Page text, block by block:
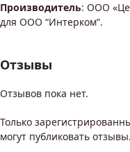
Производитель: ООО
для ООО “Интерком”.
Отзывы
Отзывов пока нет.
Только
могут публиковать отзывы.